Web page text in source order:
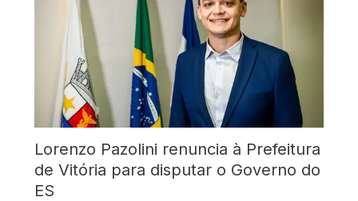
Lorenzo Pazolini renuncia à Prefeitura
de Vitória para disputar o Governo do
ES